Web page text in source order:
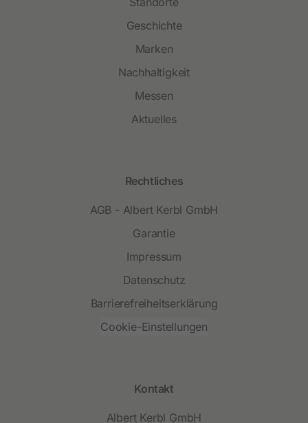
Geschichte
Marken
Nachhaltigkeit
Messen
Aktuelles
Rechtliches
AGB - Albert Kerbl GmbH
Garantie
Impressum
Datenschutz
Barrierefreiheitserklärung
Cookie-Einstellungen
Kontakt
Albert Kerbl GmbH